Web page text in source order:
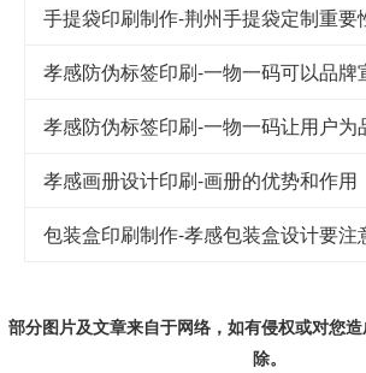
手提袋印刷制作-荆州手提袋定制重要
孝感防伪标签印刷-一物一码可以品牌
孝感防伪标签印刷-一物一码让用户为
孝感画册设计印刷-画册的优势和作用
部分图片及文章来自于网络，如有侵权或对您
除。